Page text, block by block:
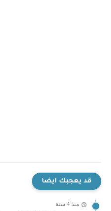
قد يعجبك ايضا
منذ 4 سنة